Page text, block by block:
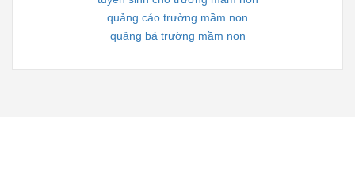
quảng cáo trường mầm non
quảng bá trường mầm non